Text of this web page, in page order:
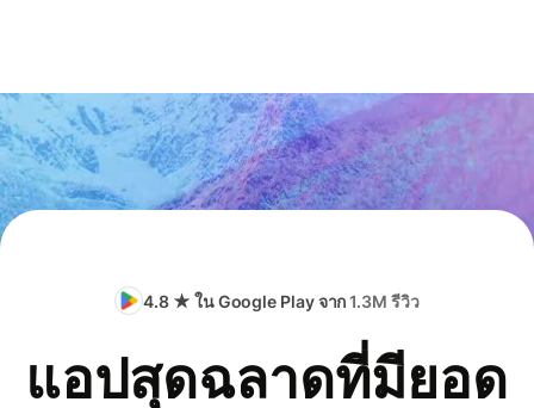
4.8 ★ ใน Google Play จาก1.3M รีวิว
แอปสุดฉลาดที่มียอด